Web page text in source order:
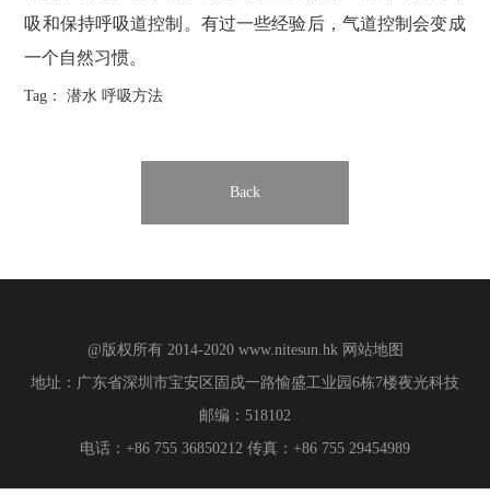
吸和保持呼吸道控制。有过一些经验后，气道控制会变成
一个自然习惯。
Tag：潜水 呼吸方法
Back
@版权所有 2014-2020 www.nitesun.hk 网站地图
地址：广东省深圳市宝安区固戍一路愉盛工业园6栋7楼夜光科技
邮编：518102
电话：+86 755 36850212 传真：+86 755 29454989